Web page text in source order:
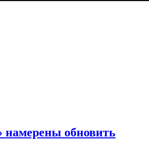
обновить